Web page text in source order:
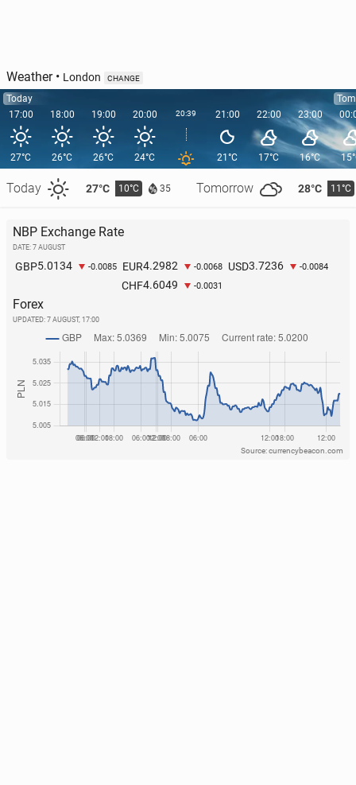
Weather• London CHANGE
Today
17:00
27°C
Today 27°C 10°C 35 Tomorrow 28°C 11°C
18:00
26°C
19:00
26°C
20:00
24°C
20:39 21:00
21°C
22:00
17°C
23:00
16°C
NBP Exchange Rate
DATE: 7 AUGUST
GBP5.0134 -0.0085 EUR4.2982 -0.0068 USD3.7236 -0.0084
CHF4.6049 -0.0031
Forex
UPDATED: 7 AUGUST, 17:00
Source: currencybeacon.com